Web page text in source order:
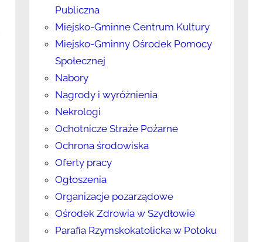
Publiczna
Miejsko-Gminne Centrum Kultury
Miejsko-Gminny Ośrodek Pomocy
Społecznej
Nabory
Nagrody i wyróżnienia
Nekrologi
Ochotnicze Straże Pożarne
Ochrona środowiska
Oferty pracy
Ogłoszenia
Organizacje pozarządowe
Ośrodek Zdrowia w Szydłowie
Parafia Rzymskokatolicka w Potoku